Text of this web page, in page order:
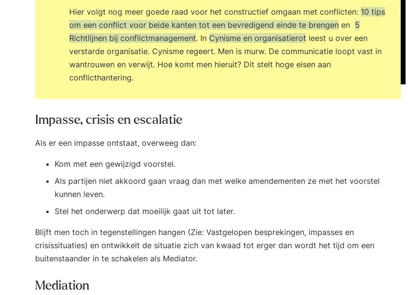
Hier volgt nog meer goede raad voor het constructief omgaan met conflicten: 10 tips
om een conflict voor beide kanten tot een bevredigend einde te brengen en 5
Richtlijnen bij conflictmanagement. In Cynisme en organisatierot leest u over een
verstarde organisatie. Cynisme regeert. Men is murw. De communicatie loopt vast in
wantrouwen en verwijt. Hoe komt men hieruit? Dit stelt hoge eisen aan
conflicthantering.
Impasse, crisis en escalatie
Als er een impasse ontstaat, overweeg dan:
Kom met een gewijzigd voorstel.
Als partijen niet akkoord gaan vraag dan met welke amendementen ze met het voorstel
kunnen leven.
Stel het onderwerp dat moeilijk gaat uit tot later.
Blijft men toch in tegenstellingen hangen (Zie: Vastgelopen besprekingen, impasses en
crisissituaties) en ontwikkelt de situatie zich van kwaad tot erger dan wordt het tijd om een
buitenstaander in te schakelen als Mediator.
Mediation